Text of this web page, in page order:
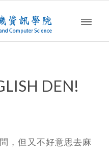
DEN!
，但又不好意思去麻